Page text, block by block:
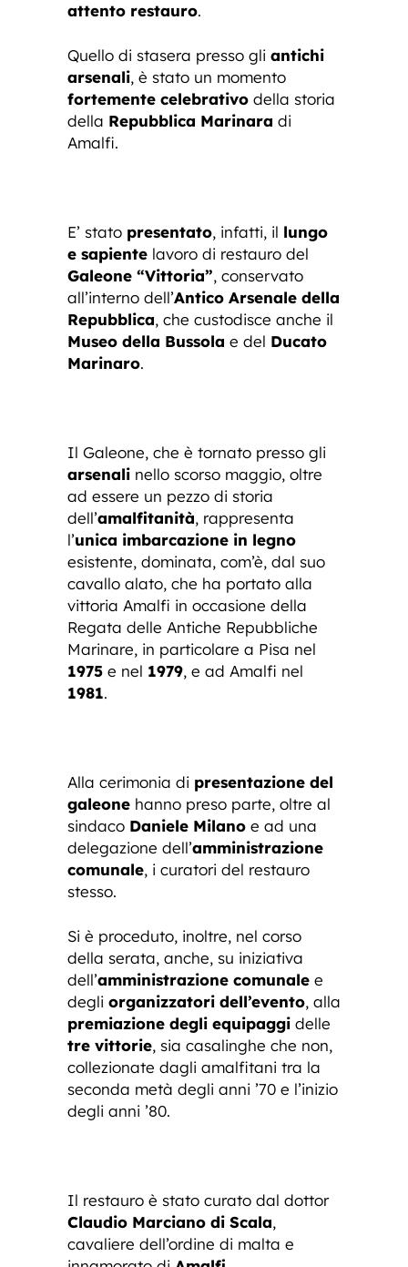
attento restauro.
Quello di stasera presso gli antichi
arsenali, è stato un momento
fortemente celebrativo della storia
della Repubblica Marinara di
Amalfi.
E’ stato presentato, infatti, il lungo
e sapiente lavoro di restauro del
Galeone “Vittoria”, conservato
all’interno dell’Antico Arsenale della
Repubblica, che custodisce anche il
Museo della Bussola e del Ducato
Marinaro.
Il Galeone, che è tornato presso gli
arsenali nello scorso maggio, oltre
ad essere un pezzo di storia
dell’amalfitanità, rappresenta
l’unica imbarcazione in legno
esistente, dominata, com’è, dal suo
cavallo alato, che ha portato alla
vittoria Amalfi in occasione della
Regata delle Antiche Repubbliche
Marinare, in particolare a Pisa nel
1975 e nel 1979, e ad Amalfi nel
1981.
Alla cerimonia di presentazione del
galeone hanno preso parte, oltre al
sindaco Daniele Milano e ad una
delegazione dell’amministrazione
comunale, i curatori del restauro
stesso.
Si è proceduto, inoltre, nel corso
della serata, anche, su iniziativa
dell’amministrazione comunale e
degli organizzatori dell’evento, alla
premiazione degli equipaggi delle
tre vittorie, sia casalinghe che non,
collezionate dagli amalfitani tra la
seconda metà degli anni ’70 e l’inizio
degli anni ’80.
Il restauro è stato curato dal dottor
Claudio Marciano di Scala,
cavaliere dell’ordine di malta e